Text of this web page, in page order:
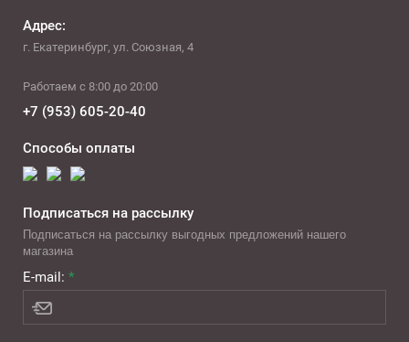
Адрес:
г. Екатеринбург, ул. Союзная, 4
Работаем с 8:00 до 20:00
+7 (953) 605-20-40
Способы оплаты
Подписаться на рассылку
Подписаться на рассылку выгодных предложений нашего
магазина
E-mail: *